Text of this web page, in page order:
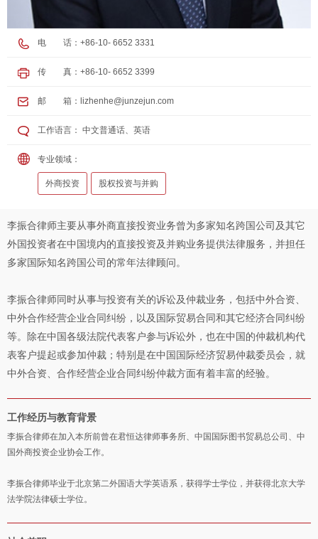
电 话：+86-10- 6652 3331
传 真：+86-10- 6652 3399
邮 箱： lizhenhe@junzejun.com
工作语言： 中文普通话、英语
专业领域：
外商投资 股权投资与并购
李振合律师主要从事外商直接投资业务曾为多家知名跨国公司及其它
外国投资者在中国境内的直接投资及并购业务提供法律服务，并担任
多家国际知名跨国公司的常年法律顾问。
李振合律师同时从事与投资有关的诉讼及仲裁业务，包括中外合资、
中外合作经营企业合同纠纷，以及国际贸易合同和其它经济合同纠纷
等。除在中国各级法院代表客户参与诉讼外，也在中国的仲裁机构代
表客户提起或参加仲裁；特别是在中国国际经济贸易仲裁委员会，就
中外合资、合作经营企业合同纠纷仲裁方面有着丰富的经验。
工作经历与教育背景
李振合律师在加入本所前曾在君恒达律师事务所、中国国际图书贸易总公司、中
国外商投资企业协会工作。
李振合律师毕业于北京第二外国语大学英语系，获得学士学位，并获得北京大学
法学院法律硕士学位。